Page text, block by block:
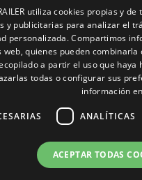
Red comercial
Recambios
Portal empleo
Noticias
EgaLecitrailer
LT Defence
utiliza cookies propias y
y publicitarias para analizar el
personalizada. Compartimos
web, quienes pueden
a partir el uso que haya
todas o configurar sus
información
ANALÍTICAS
ACEPTAR TODAS